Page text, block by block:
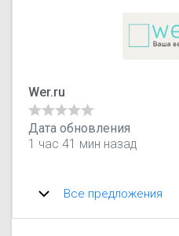
Wer.ru
Дата обновления
1 час 41 мин назад
Все предложения